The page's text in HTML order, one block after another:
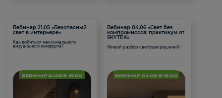
Вебинар 21.05 «Безопасный
свет в интерьере»
Как добиться максимального
визуального комфорта?
Вебинар 04.06 «Свет без
компромиссов: практикум от
SKYTEK»
Живой разбор световых решений